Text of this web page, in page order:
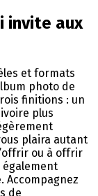
invite aux
et formats
photo de
finitions : un
plus
plaira autant
ou à offrir
également
de